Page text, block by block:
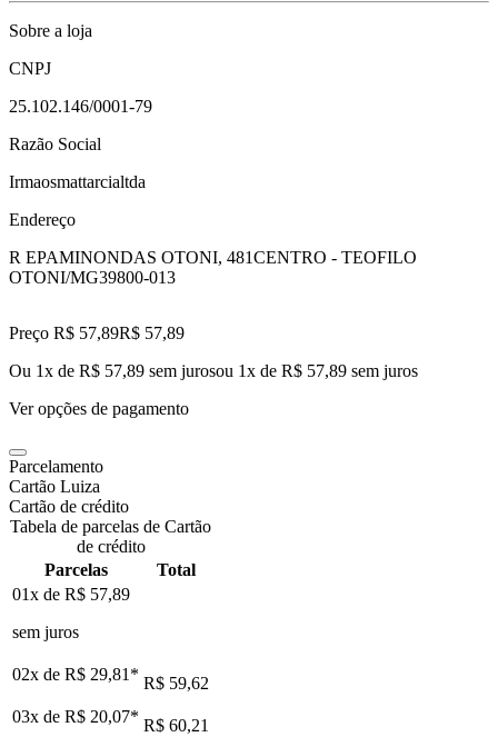
Sobre a loja
CNPJ
25.102.146/0001-79
Razão Social
Irmaosmattarcialtda
Endereço
R EPAMINONDAS OTONI, 481CENTRO - TEOFILO
OTONI/MG39800-013
Preço R$ 57,89R$ 57,89
Ou 1x de R$ 57,89 sem jurosou 1x de R$ 57,89 sem juros
Ver opções de pagamento
Parcelamento
Cartão Luiza
Cartão de crédito
Tabela de parcelas de Cartão
de crédito
Parcelas
Total
01x de R$ 57,89
sem juros
02x de R$ 29,81 * R$ 59,62
03x de R$ 20,07* R$ 60,21